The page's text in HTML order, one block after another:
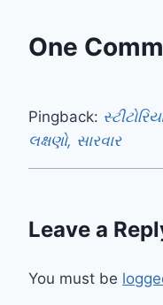
One
Pingback:
લક્ષણો, સારવાર
Leave a
You must be